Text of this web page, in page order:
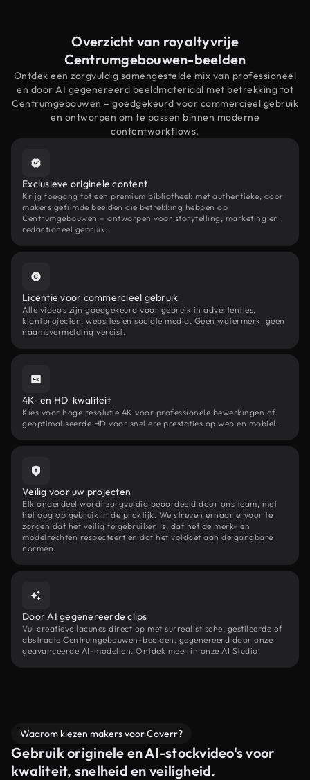
Overzicht van royaltyvrije
Centrumgebouwen-beelden
Ontdek een zorgvuldig samengestelde mix van professioneel
en door AI gegenereerd beeldmateriaal met betrekking tot
Centrumgebouwen – goedgekeurd voor commercieel gebruik
en ontworpen om te passen binnen moderne
contentworkflows.
Exclusieve originele content
Krijg toegang tot een premium bibliotheek met authentieke, door
makers gefilmde beelden die betrekking hebben op
Centrumgebouwen – ontworpen voor storytelling, marketing en
redactioneel gebruik.
Licentie voor commercieel gebruik
Alle video's zijn goedgekeurd voor gebruik in advertenties,
klantprojecten, websites en sociale media. Geen watermerk, geen
naamsvermelding vereist.
4K- en HD-kwaliteit
Kies voor hoge resolutie 4K voor professionele bewerkingen of
geoptimaliseerde HD voor snellere prestaties op web en mobiel.
Veilig voor uw projecten
Elk onderdeel wordt zorgvuldig beoordeeld door ons team, met
het oog op gebruik in de praktijk. We streven ernaar ervoor te
zorgen dat het veilig te gebruiken is, dat het de merk- en
modelrechten respecteert en dat het voldoet aan de gangbare
normen.
Door AI gegenereerde clips
Vul creatieve lacunes direct op met surrealistische, gestileerde of
abstracte Centrumgebouwen-beelden, gegenereerd door onze
geavanceerde AI-modellen. Ontdek meer in onze AI Studio.
Waarom kiezen makers voor Coverr?
Gebruik originele en AI-stockvideo's voor
kwaliteit, snelheid en veiligheid.